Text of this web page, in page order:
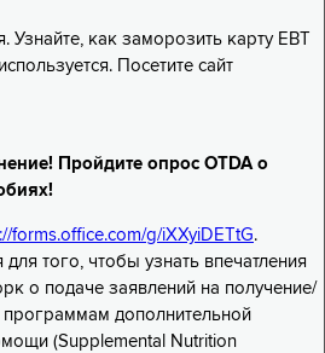
Узнайте, как заморозить карту EBT
Посетите сайт
Пройдите опрос OTDA о
forms.office.com/g/iXXyiDETtG.
того, чтобы узнать впечатления
о подаче заявлений на получение/
дополнительной
(Supplemental Nutrition